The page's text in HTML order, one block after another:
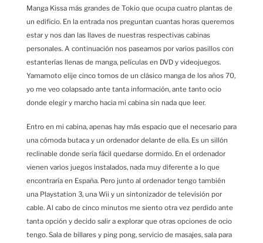
Manga Kissa más grandes de Tokio que ocupa cuatro plantas de
un edificio. En la entrada nos preguntan cuantas horas queremos
estar y nos dan las llaves de nuestras respectivas cabinas
personales. A continuación nos paseamos por varios pasillos con
estanterías llenas de manga, películas en DVD y videojuegos.
Yamamoto elije cinco tomos de un clásico manga de los años 70,
yo me veo colapsado ante tanta información, ante tanto ocio
donde elegir y marcho hacia mi cabina sin nada que leer.
Entro en mi cabina, apenas hay más espacio que el necesario para
una cómoda butaca y un ordenador delante de ella. Es un sillón
reclinable donde sería fácil quedarse dormido. En el ordenador
vienen varios juegos instalados, nada muy diferente a lo que
encontraría en España. Pero junto al ordenador tengo también
una Playstation 3, una Wii y un sintonizador de televisión por
cable. Al cabo de cinco minutos me siento otra vez perdido ante
tanta opción y decido salir a explorar que otras opciones de ocio
tengo. Sala de billares y ping pong, servicio de masajes, sala para